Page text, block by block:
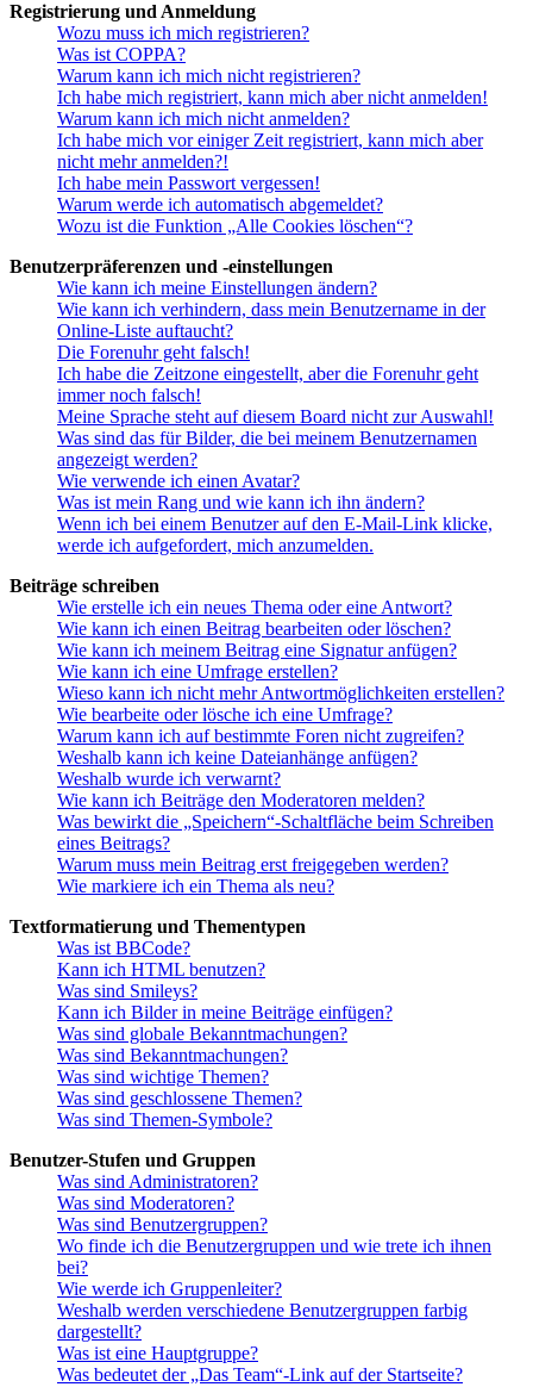
Registrierung und Anmeldung
Wozu muss ich mich registrieren?
Was ist COPPA?
Warum kann ich mich nicht registrieren?
Ich habe mich registriert, kann mich aber nicht anmelden!
Warum kann ich mich nicht anmelden?
Ich habe mich vor einiger Zeit registriert, kann mich aber
nicht mehr anmelden?!
Ich habe mein Passwort vergessen!
Warum werde ich automatisch abgemeldet?
Wozu ist die Funktion „Alle Cookies löschen“?
Benutzerpräferenzen und -einstellungen
Wie kann ich meine Einstellungen ändern?
Wie kann ich verhindern, dass mein Benutzername in der
Online-Liste auftaucht?
Die Forenuhr geht falsch!
Ich habe die Zeitzone eingestellt, aber die Forenuhr geht
immer noch falsch!
Meine Sprache steht auf diesem Board nicht zur Auswahl!
Was sind das für Bilder, die bei meinem Benutzernamen
angezeigt werden?
Wie verwende ich einen Avatar?
Was ist mein Rang und wie kann ich ihn ändern?
Wenn ich bei einem Benutzer auf den E-Mail-Link klicke,
werde ich aufgefordert, mich anzumelden.
Beiträge schreiben
Wie erstelle ich ein neues Thema oder eine Antwort?
Wie kann ich einen Beitrag bearbeiten oder löschen?
Wie kann ich meinem Beitrag eine Signatur anfügen?
Wie kann ich eine Umfrage erstellen?
Wieso kann ich nicht mehr Antwortmöglichkeiten erstellen?
Wie bearbeite oder lösche ich eine Umfrage?
Warum kann ich auf bestimmte Foren nicht zugreifen?
Weshalb kann ich keine Dateianhänge anfügen?
Weshalb wurde ich verwarnt?
Wie kann ich Beiträge den Moderatoren melden?
Was bewirkt die „Speichern“-Schaltfläche beim Schreiben
eines Beitrags?
Warum muss mein Beitrag erst freigegeben werden?
Wie markiere ich ein Thema als neu?
Textformatierung und Thementypen
Was ist BBCode?
Kann ich HTML benutzen?
Was sind Smileys?
Kann ich Bilder in meine Beiträge einfügen?
Was sind globale Bekanntmachungen?
Was sind Bekanntmachungen?
Was sind wichtige Themen?
Was sind geschlossene Themen?
Was sind Themen-Symbole?
Benutzer-Stufen und Gruppen
Was sind Administratoren?
Was sind Moderatoren?
Was sind Benutzergruppen?
Wo finde ich die Benutzergruppen und wie trete ich ihnen
bei?
Wie werde ich Gruppenleiter?
Weshalb werden verschiedene Benutzergruppen farbig
dargestellt?
Was ist eine Hauptgruppe?
Was bedeutet der „Das Team“-Link auf der Startseite?